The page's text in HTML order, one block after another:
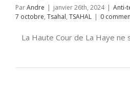
ParAndre | janvier 26th, 2024 | Anti-
7 octobre, Tsahal, TSAHAL | 0
La Haute Cour de La Haye ne